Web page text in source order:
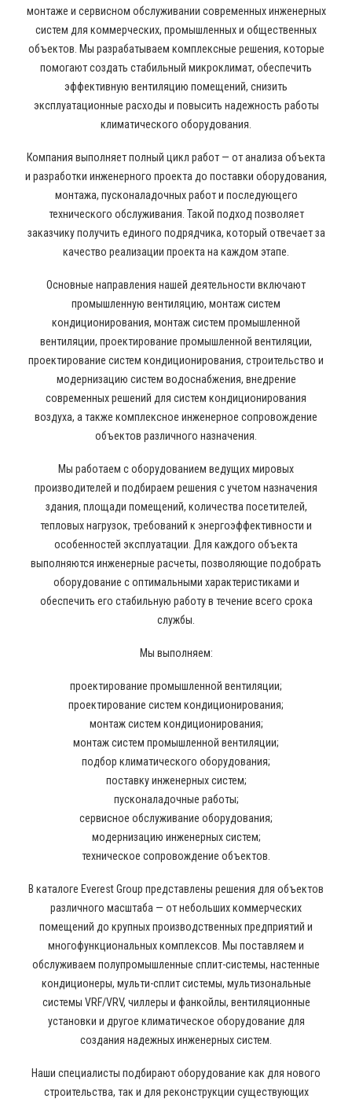
монтаже и сервисном обслуживании современных инженерных
систем для коммерческих, промышленных и общественных
объектов. Мы разрабатываем комплексные решения, которые
помогают создать стабильный микроклимат, обеспечить
эффективную вентиляцию помещений, снизить
эксплуатационные расходы и повысить надежность работы
климатического оборудования.
Компания выполняет полный цикл работ — от анализа объекта
и разработки инженерного проекта до поставки оборудования,
монтажа, пусконаладочных работ и последующего
технического обслуживания. Такой подход позволяет
заказчику получить единого подрядчика, который отвечает за
качество реализации проекта на каждом этапе.
Основные направления нашей деятельности включают
промышленную вентиляцию, монтаж систем
кондиционирования, монтаж систем промышленной
вентиляции, проектирование промышленной вентиляции,
проектирование систем кондиционирования, строительство и
модернизацию систем водоснабжения, внедрение
современных решений для систем кондиционирования
воздуха, а также комплексное инженерное сопровождение
объектов различного назначения.
Мы работаем с оборудованием ведущих мировых
производителей и подбираем решения с учетом назначения
здания, площади помещений, количества посетителей,
тепловых нагрузок, требований к энергоэффективности и
особенностей эксплуатации. Для каждого объекта
выполняются инженерные расчеты, позволяющие подобрать
оборудование с оптимальными характеристиками и
обеспечить его стабильную работу в течение всего срока
службы.
Мы выполняем:
проектирование промышленной вентиляции;
проектирование систем кондиционирования;
монтаж систем кондиционирования;
монтаж систем промышленной вентиляции;
подбор климатического оборудования;
поставку инженерных систем;
пусконаладочные работы;
сервисное обслуживание оборудования;
модернизацию инженерных систем;
техническое сопровождение объектов.
В каталоге Everest Group представлены решения для объектов
различного масштаба — от небольших коммерческих
помещений до крупных производственных предприятий и
многофункциональных комплексов. Мы поставляем и
обслуживаем полупромышленные сплит-системы, настенные
кондиционеры, мульти-сплит системы, мультизональные
системы VRF/VRV, чиллеры и фанкойлы, вентиляционные
установки и другое климатическое оборудование для
создания надежных инженерных систем.
Наши специалисты подбирают оборудование как для нового
строительства, так и для реконструкции существующих